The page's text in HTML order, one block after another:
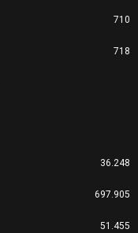
710
718
36.248
697.905
51.455